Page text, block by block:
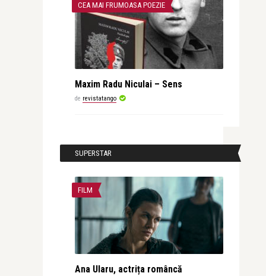
CEA MAI FRUMOASA POEZIE
Maxim Radu Niculai – Sens
de revistatango
SUPERSTAR
FILM
Ana Ularu, actrița româncă